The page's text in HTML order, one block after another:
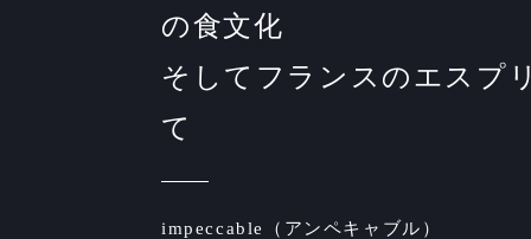
の食文化
そしてフランスのエスプ
て
impeccable（アンペキャブル）